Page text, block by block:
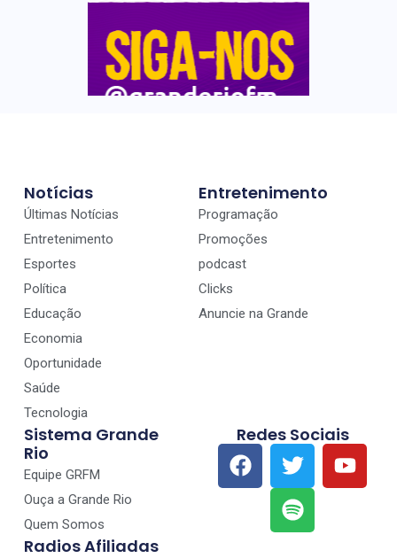
Notícias
Últimas Notícias
Entretenimento
Esportes
Política
Educação
Economia
Oportunidade
Saúde
Tecnologia
Entretenimento
Programação
Promoções
podcast
Clicks
Anuncie na Grande
Sistema Grande
Rio
Equipe GRFM
Ouça a Grande Rio
Quem Somos
Radios Afiliadas
Redes Sociais